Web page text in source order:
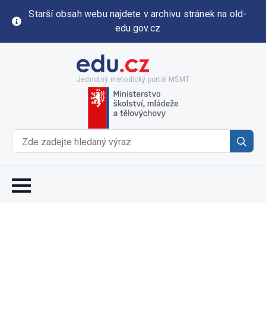
Starší obsah webu najdete v archivu stránek na old-
edu.gov.cz
Jednotný metodický portál MŠMT
for: